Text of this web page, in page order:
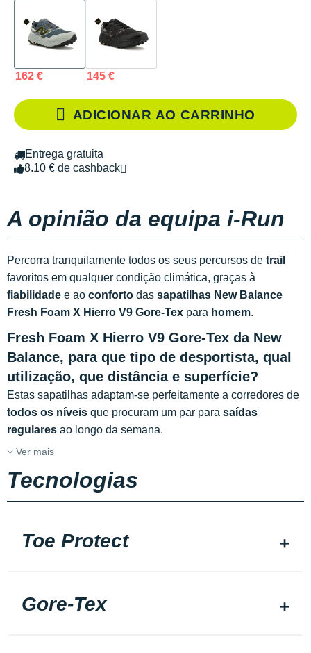
162 € 145 €
ADICIONAR AO CARRINHO
Entrega gratuita
8.10 € de cashback
A opinião da equipa i-Run
Percorra tranquilamente todos os seus percursos de trail
favoritos em qualquer condição climática, graças à
fiabilidade e ao conforto das sapatilhas New Balance
Fresh Foam X Hierro V9 Gore-Tex para homem.
Fresh Foam X Hierro V9 Gore-Tex da New
Balance, para que tipo de desportista, qual
utilização, que distância e superfície?
Estas sapatilhas adaptam-se perfeitamente a corredores de
todos os níveis que procuram um par para saídas
regulares ao longo da semana.
Ver mais
Tecnologias
Toe Protect
Gore-Tex